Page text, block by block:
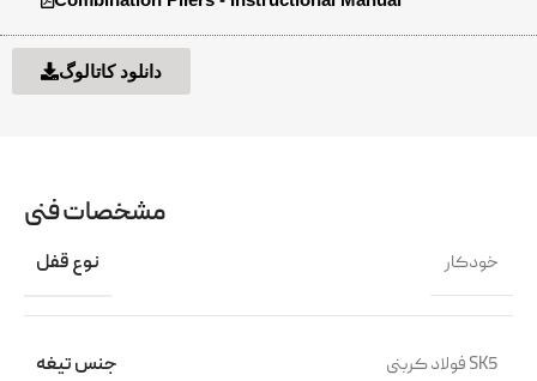
دانلود کاتالوگ
مشخصات فنی
نوع قفل خودکار
جنس تیغه فولاد کربنی SK5